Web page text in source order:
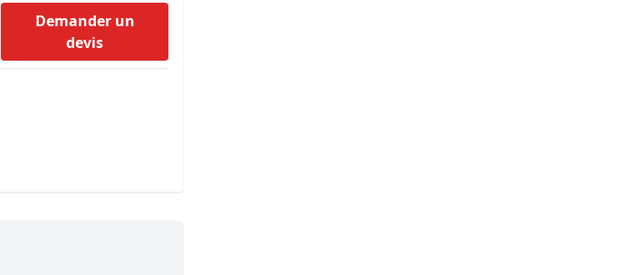
Demander un
devis